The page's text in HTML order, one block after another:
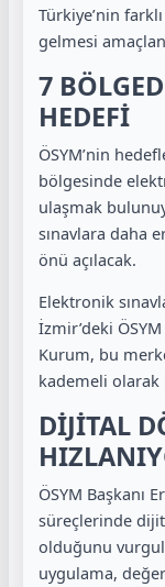
Türkiye’nin
gelmesi
7
HEDEFİ
ÖSYM’nin
bölgesinde
ulaşmak
sınavlara daha
önü açılacak.
Elektronik
İzmir’deki
Kurum, bu
kademeli olarak
DİJİTAL
ÖSYM Başkanı
süreçlerinde
olduğunu
uygulama,